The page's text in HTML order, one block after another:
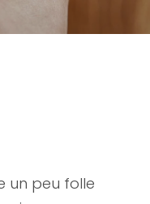
un peu folle